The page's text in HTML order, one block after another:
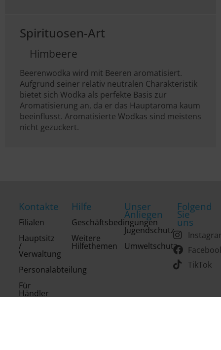
Spirituosen-Art
Himbeere
Beerenwodka wird mit Beeren aromatisiert.
Aufgrund seiner relativ neutralen Charakteristik
bietet sich Wodka als perfekte Basis zur
Aromatisierung an, da er das Hauptaroma kaum
beeinflusst. Aromatisierte Wodkas sind meistens
nicht gezuckert.
Kontakte
Filialen
Hauptsitz
/
Verwaltung
Personalabteilung
Für
Händler
Hilfe
Geschäftsbedingungen
Weitere
Hilfethemen
Unser
Anliegen
Jugendschutz
Umweltschutz
Folgend
Sie
uns
TikTok